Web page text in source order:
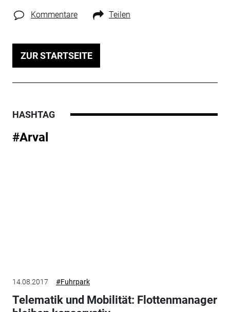
Kommentare Teilen
ZUR STARTSEITE
HASHTAG
#Arval
14.08.2017 #Fuhrpark
Telematik und Mobilität: Flottenmanager